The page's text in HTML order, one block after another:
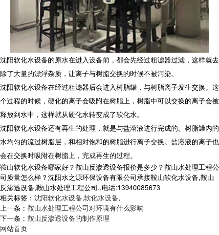
沈阳软化水设备的原水在进入设备前，都会先经过粗滤器过滤，这样就去
除了大量的漂浮杂质，让离子与树脂交换的时候不被污染。
沈阳软化水设备在经过粗滤器后会进入树脂罐，与树脂离子发生交换。这
个过程的时候，硬化的离子会吸附在树脂上，树脂中可以交换的离子会被
释放到水中，这样就从硬化水转变成了软化水。
沈阳软化水设备还有再生的处理，就是与盐溶液进行完成的。树脂罐内的
水均匀的流过树脂层，和相对饱和的树脂进行离子交换。盐溶液的离子也
会在交换时吸附在树脂上，完成再生的过程。
鞍山软化水设备哪家好？鞍山反渗透设备报价是多少？鞍山水处理工程公
司质量怎么样？沈阳水之源环保设备有限公司承接鞍山软化水设备,鞍山
反渗透设备,鞍山水处理工程公司,,电话:13940085673
相关标签： 沈阳软化水设备,软化水设备,
上一条： 鞍山水处理工程公司对环境有什么影响
下一条： 鞍山反渗透设备的制作原理
网站首页